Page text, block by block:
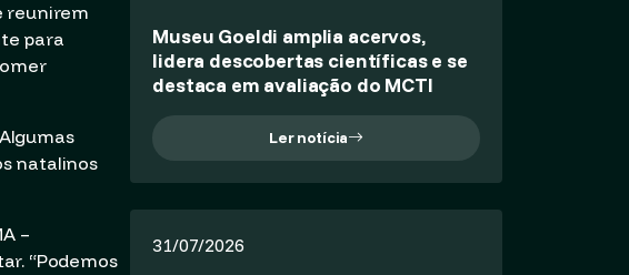
reunirem
para
natalinos
–
“Podemos
Museu Goeldi amplia acervos,
lidera descobertas científicas e se
destaca em avaliação do MCTI
Ler notícia
31/07/2026